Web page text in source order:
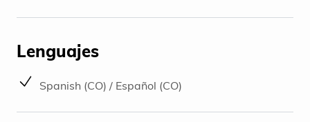
Lenguajes
Spanish (CO) / Español (CO)